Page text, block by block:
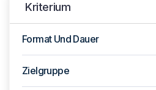
Kriterium
Format Und Dauer
Zielgruppe